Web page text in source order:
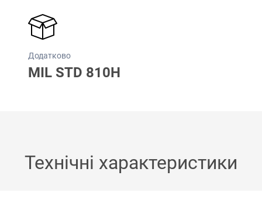
Додатково
MIL STD 810H
Технічні характеристики